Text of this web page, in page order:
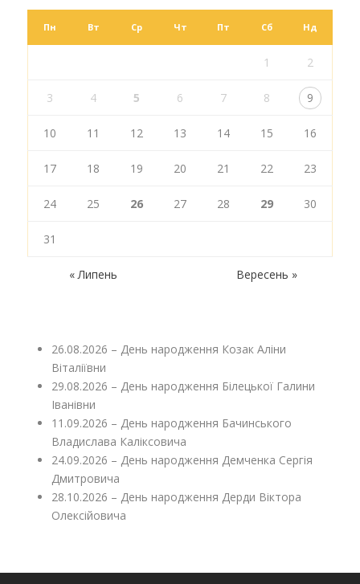
Пн Вт Ср Чт Пт Сб Нд
1 2
3 4 5 6 7 8 9
10 11 12 13 14 15 16
17 18 19 20 21 22 23
24 25 26 27 28 29 30
31
« Липень Вересень »
26.08.2026 – День народження Козак Аліни
Віталіївни
29.08.2026 – День народження Білецької Галини
Іванівни
11.09.2026 – День народження Бачинського
Владислава Каліксовича
24.09.2026 – День народження Демченка Сергія
Дмитровича
28.10.2026 – День народження Дерди Віктора
Олексійовича